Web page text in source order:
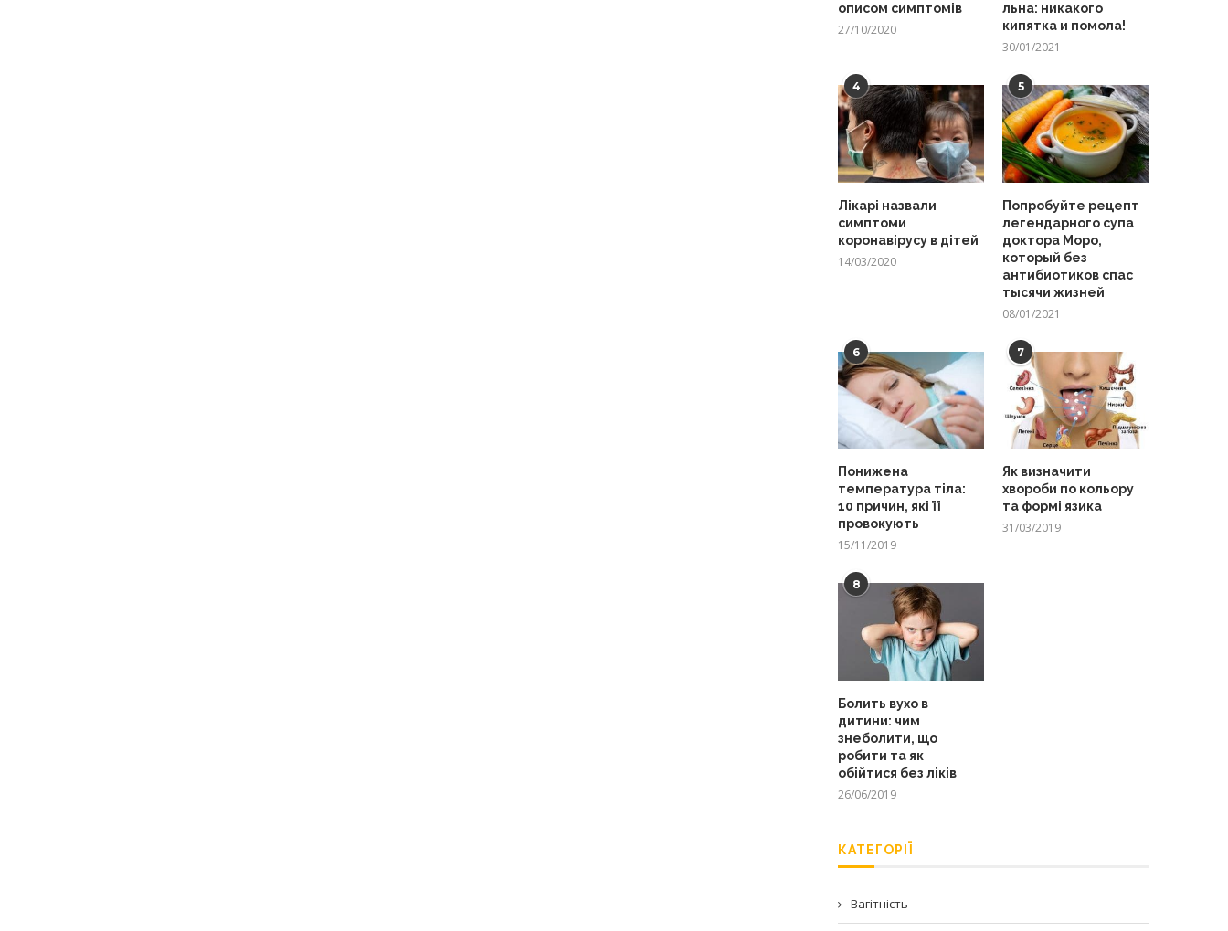
описом симптомів
27/10/2020
льна: никакого
кипятка и помола!
30/01/2021
4
Лікарі назвали
симптоми
коронавірусу в дітей
14/03/2020
5
Попробуйте рецепт
легендарного супа
доктора Моро,
который без
антибиотиков спас
тысячи жизней
08/01/2021
6
Понижена
температура тіла:
10 причин, які її
провокують
15/11/2019
7
Як визначити
хвороби по кольору
та формі язика
31/03/2019
8
Болить вухо в
дитини: чим
знеболити, що
робити та як
обійтися без ліків
26/06/2019
КАТЕГОРІЇ
Вагітність